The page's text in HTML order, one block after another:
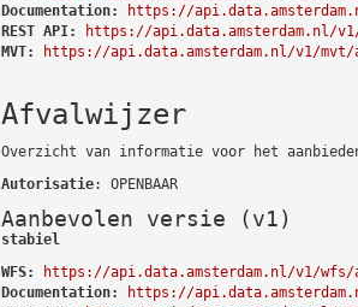
Documentation:
https://
REST API:
https://api.data.amsterdam.nl/
MVT:
https://api.data.amsterdam.nl/v1/mvt/
Afvalwijzer
Overzicht van informatie voor het
Autorisatie: OPENBAAR
Aanbevolen versie (v1)
stabiel
WFS:
https://api.data.amsterdam.nl/v1/
Documentation:
https://